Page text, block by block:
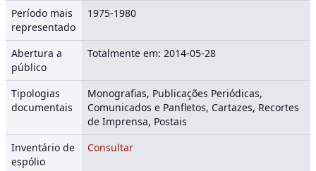
Período mais
representado
1975-1980
Abertura a
público
Totalmente em: 2014-05-28
Tipologias
documentais
Monografias, Publicações Periódicas,
Comunicados e Panfletos, Cartazes, Recortes
de Imprensa, Postais
Inventário de
espólio
Consultar